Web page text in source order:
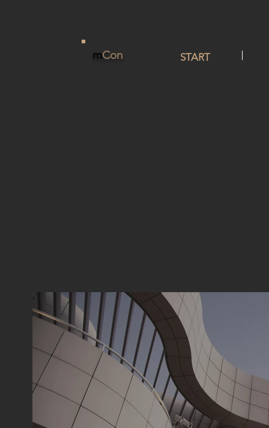
mCon START